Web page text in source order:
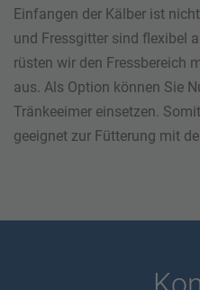
Einfangen der Kälber ist
und Fressgitter sind flexibel
rüsten wir den Fressbereich
aus. Als Option können Sie
Tränkeeimer einsetzen.
geeignet zur Fütterung mit